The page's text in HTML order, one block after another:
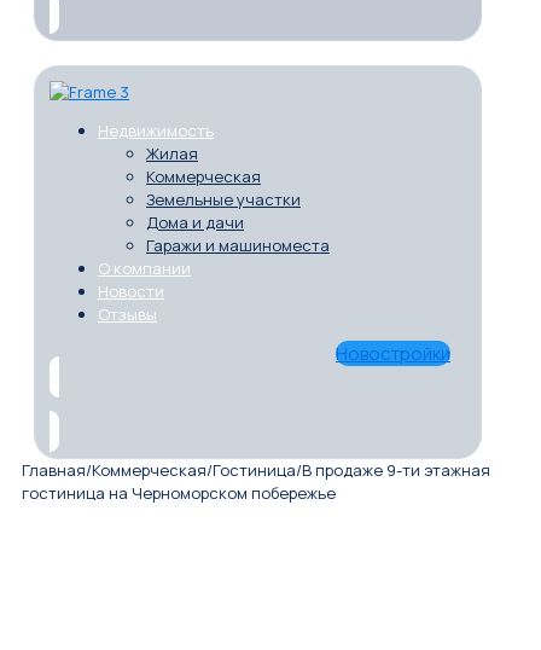
Недвижимость
Жилая
Коммерческая
Земельные участки
Дома и дачи
Гаражи и машиноместа
О компании
Новости
Отзывы
Новостройки
Главная/Коммерческая/Гостиница/В продаже 9-ти этажная
гoстиницa на Черноморском побережье